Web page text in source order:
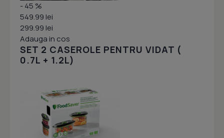
- 45 %
549.99 lei
299.99 lei
Adauga in cos
SET 2 CASEROLE PENTRU VIDAT (
0.7L + 1.2L)